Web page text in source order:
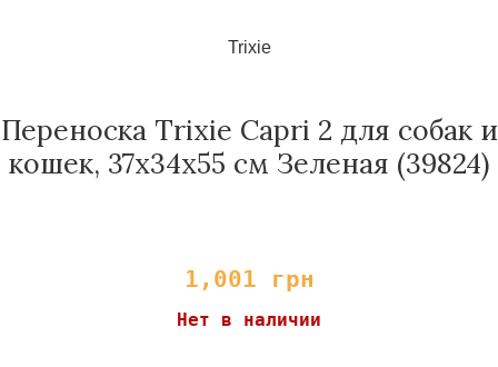
Trixie
Переноска Trixie Capri 2 для собак и
кошек, 37х34х55 см Зеленая (39824)
1,001 грн
Нет в наличии